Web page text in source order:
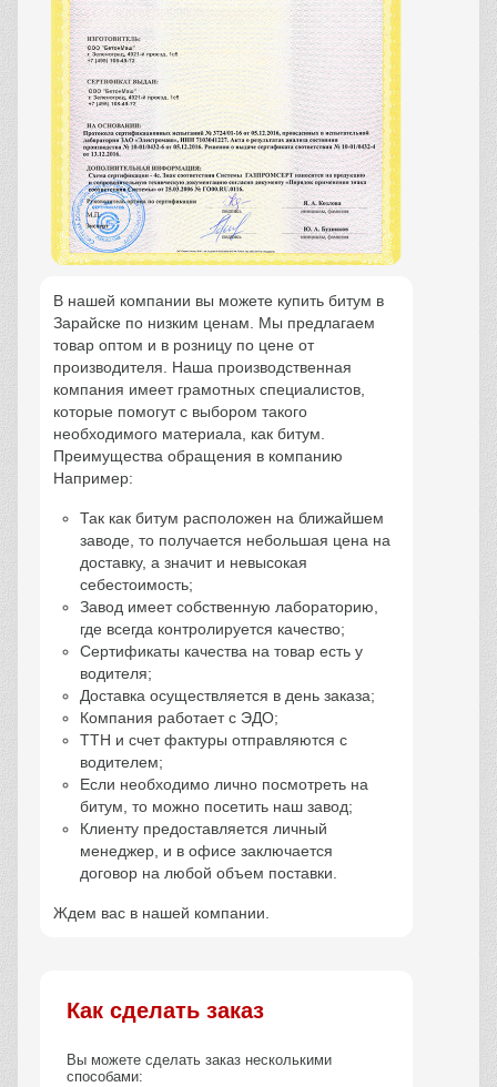
В нашей компании вы можете купить битум в
Зарайске по низким ценам. Мы предлагаем
товар оптом и в розницу по цене от
производителя. Наша производственная
компания имеет грамотных специалистов,
которые помогут с выбором такого
необходимого материала, как битум.
Преимущества обращения в компанию
Например:
Так как битум расположен на ближайшем
заводе, то получается небольшая цена на
доставку, а значит и невысокая
себестоимость;
Завод имеет собственную лабораторию,
где всегда контролируется качество;
Сертификаты качества на товар есть у
водителя;
Доставка осуществляется в день заказа;
Компания работает с ЭДО;
ТТН и счет фактуры отправляются с
водителем;
Если необходимо лично посмотреть на
битум, то можно посетить наш завод;
Клиенту предоставляется личный
менеджер, и в офисе заключается
договор на любой объем поставки.
Ждем вас в нашей компании.
Как сделать заказ
Вы можете сделать заказ несколькими
способами: